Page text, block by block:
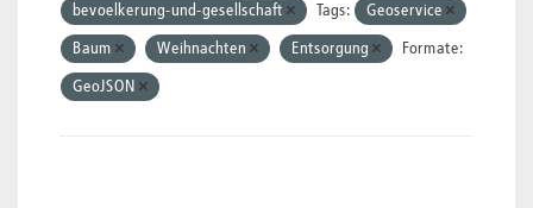
bevoelkerung-und-gesellschaft Tags: Geoservice
Baum Weihnachten Entsorgung Formate:
GeoJSON